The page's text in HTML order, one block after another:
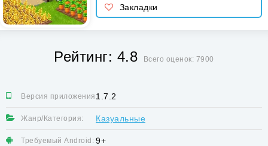
Закладки
Рейтинг: 4.8 Всего оценок: 7900
Версия приложения:1.7.2
Жанр/Категория: Казуальные
Требуемый Android: 9+